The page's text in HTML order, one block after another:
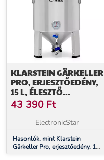
KLARSTEIN GÄRKELLER
PRO, ERJESZTŐEDÉNY,
15 L, ÉLESZTŐ
LEERESZTŐ SZELEP,
ROZSDAMENTES ACÉL
43 390 Ft
ElectronicStar
Hasonlók, mint Klarstein
Gärkeller Pro, erjesztőedény, 15
l, élesztő leeresztő szelep,